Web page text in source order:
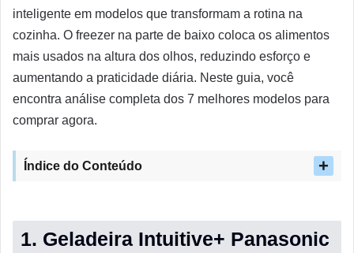
inteligente em modelos que transformam a rotina na
cozinha. O freezer na parte de baixo coloca os alimentos
mais usados na altura dos olhos, reduzindo esforço e
aumentando a praticidade diária. Neste guia, você
encontra análise completa dos 7 melhores modelos para
comprar agora.
Índice do Conteúdo
1. Geladeira Intuitive+ Panasonic